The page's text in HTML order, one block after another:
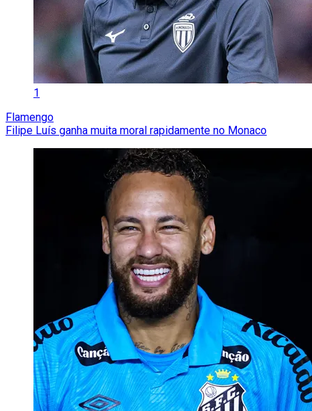
1
Flamengo
Filipe Luís ganha muita moral rapidamente no Monaco